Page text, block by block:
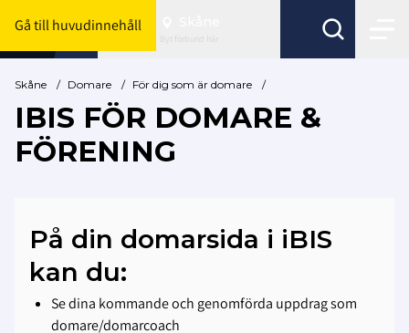
Gå till huvudinnehåll
Byt förbund här
Skåne / Domare / För dig som är domare /
IBIS FÖR DOMARE &
FÖRENING
På din domarsida i iBIS
kan du:
Se dina kommande och genomförda uppdrag som
domare/domarcoach